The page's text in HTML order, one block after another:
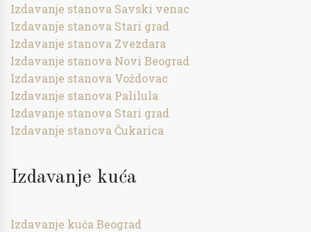
Izdavanje stanova Savski venac
Izdavanje stanova Stari grad
Izdavanje stanova Zvezdara
Izdavanje stanova Novi Beograd
Izdavanje stanova Voždovac
Izdavanje stanova Palilula
Izdavanje stanova Stari grad
Izdavanje stanova Čukarica
Izdavanje kuća
Izdavanje kuća Beograd